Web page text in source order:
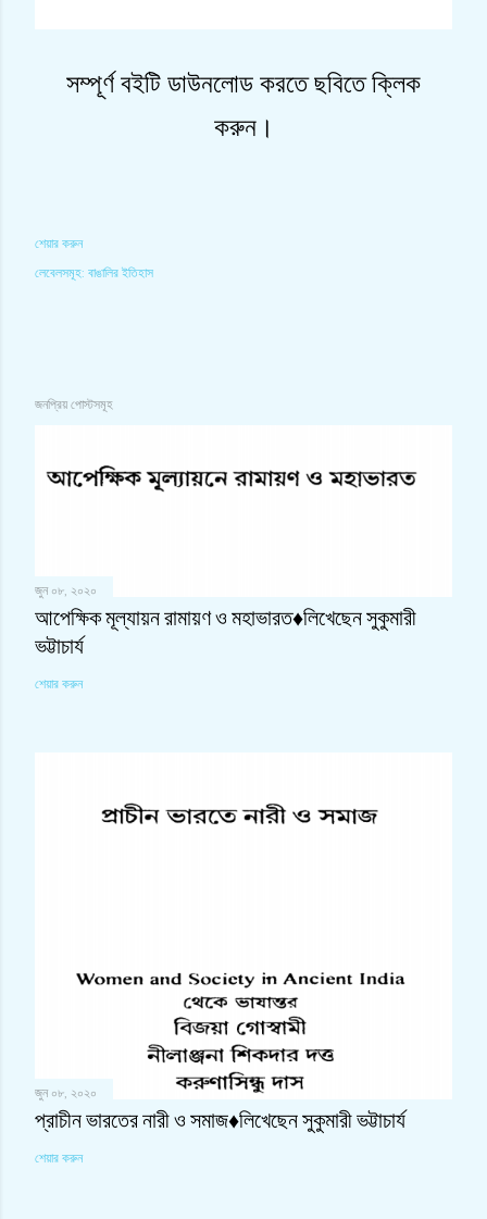
সম্পূর্ণ বইটি ডাউনলোড করতে ছবিতে ক্লিক
করুন।
শেয়ার করুন
লেবেলসমূহ: বাঙালির ইতিহাস
জনপ্রিয় পোস্টসমূহ
জুন ০৮, ২০২০
আপেক্ষিক মূল্যায়ন রামায়ণ ও মহাভারত♦লিখেছেন সুকুমারী
ভট্টাচার্য
শেয়ার করুন
জুন ০৮, ২০২০
প্রাচীন ভারতের নারী ও সমাজ♦লিখেছেন সুকুমারী ভট্টাচার্য
শেয়ার করুন